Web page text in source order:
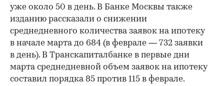
уже около 50 в день. В Банке Москвы также
изданию рассказали о снижении
среднедневного количества заявок на ипотеку
в начале марта до 684 (в феврале — 732 заявки
в день). В Транскапиталбанке в первые дни
марта среднедневной объем заявок на ипотеку
составил порядка 85 против 115 в феврале.